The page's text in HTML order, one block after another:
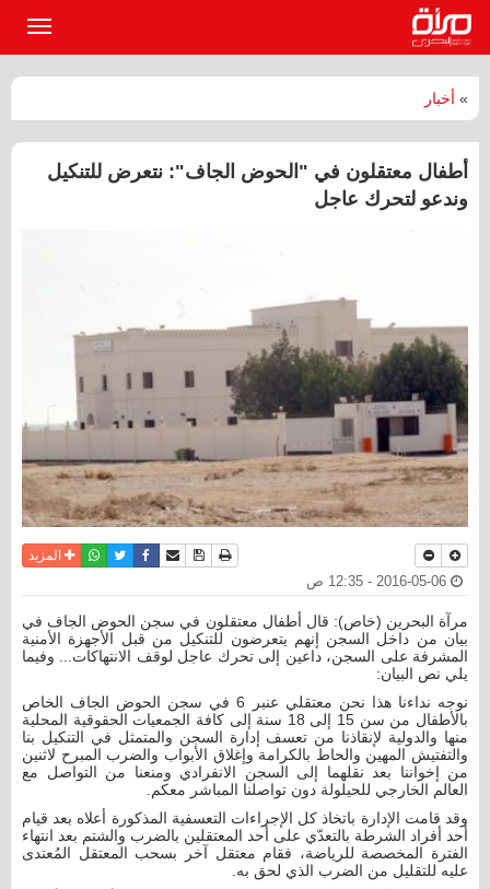
» أخبار
أطفال معتقلون في "الحوض الجاف": نتعرض للتنكيل
وندعو لتحرك عاجل
نسخة للطباعة
حفظ الموضوع
أرسل الى صديق
فيسبوكتويترواتسابالمزيد
مرآة البحرين (خاص): قال أطفال معتقلون في سجن الحوض الجاف في
بيان من داخل السجن إنهم يتعرضون للتنكيل من قبل الأجهزة الأمنية
المشرفة على السجن، داعين إلى تحرك عاجل لوقف الانتهاكات... وفيما
يلي نص البيان:
نوجه نداءنا هذا نحن معتقلي عنبر 6 في سجن الحوض الجاف الخاص
بالأطفال من سن 15 إلى 18 سنة إلى كافة الجمعيات الحقوقية المحلية
منها والدولية لإنقاذنا من تعسف إدارة السجن والمتمثل في التنكيل بنا
والتفتيش المهين والحاط بالكرامة وإغلاق الأبواب والضرب المبرح لاثنين
من إخواننا بعد نقلهما إلى السجن الانفرادي ومنعنا من التواصل مع
العالم الخارجي للحيلولة دون تواصلنا المباشر معكم.
وقد قامت الإدارة باتخاذ كل الإجراءات التعسفية المذكورة أعلاه بعد قيام
أحد أفراد الشرطة بالتعدّي على أحد المعتقلين بالضرب والشتم بعد انتهاء
الفترة المخصصة للرياضة، فقام معتقل آخر بسحب المعتقل المُعتدى
عليه للتقليل من الضرب الذي لحق به.